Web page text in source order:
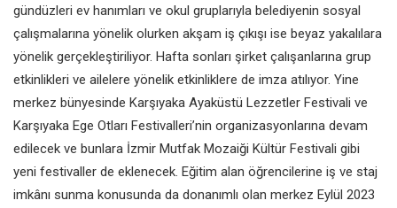
gündüzleri ev hanımları ve okul gruplarıyla belediyenin sosyal
çalışmalarına yönelik olurken akşam iş çıkışı ise beyaz yakalılara
yönelik gerçekleştiriliyor. Hafta sonları şirket çalışanlarına grup
etkinlikleri ve ailelere yönelik etkinliklere de imza atılıyor. Yine
merkez bünyesinde Karşıyaka Ayaküstü Lezzetler Festivali ve
Karşıyaka Ege Otları Festivalleri’nin organizasyonlarına devam
edilecek ve bunlara İzmir Mutfak Mozaiği Kültür Festivali gibi
yeni festivaller de eklenecek. Eğitim alan öğrencilerine iş ve staj
imkânı sunma konusunda da donanımlı olan merkez Eylül 2023